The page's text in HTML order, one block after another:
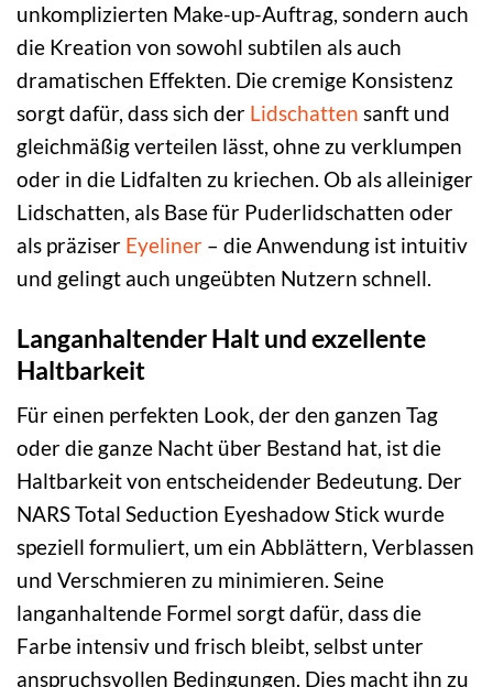
unkomplizierten Make-up-Auftrag, sondern auch
die Kreation von sowohl subtilen als auch
dramatischen Effekten. Die cremige Konsistenz
sorgt dafür, dass sich der Lidschatten sanft und
gleichmäßig verteilen lässt, ohne zu verklumpen
oder in die Lidfalten zu kriechen. Ob als alleiniger
Lidschatten, als Base für Puderlidschatten oder
als präziser Eyeliner – die Anwendung ist intuitiv
und gelingt auch ungeübten Nutzern schnell.
Langanhaltender Halt und exzellente
Haltbarkeit
Für einen perfekten Look, der den ganzen Tag
oder die ganze Nacht über Bestand hat, ist die
Haltbarkeit von entscheidender Bedeutung. Der
NARS Total Seduction Eyeshadow Stick wurde
speziell formuliert, um ein Abblättern, Verblassen
und Verschmieren zu minimieren. Seine
langanhaltende Formel sorgt dafür, dass die
Farbe intensiv und frisch bleibt, selbst unter
anspruchsvollen Bedingungen. Dies macht ihn zu